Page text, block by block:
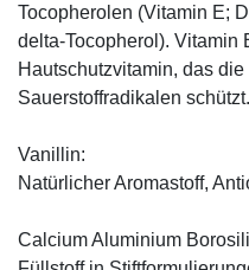
Tocopherolen (Vitamin E;
delta-Tocopherol). Vitamin
Hautschutzvitamin, das
Sauerstoffradikalen schützt.
Vanillin:
Natürlicher Aromastoff,
Calcium Aluminium